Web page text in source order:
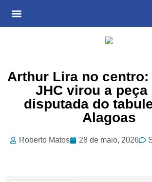
Arthur Lira no centro:
JHC virou a peça
disputada do
Alagoas
Roberto Matos 28 de maio, 2026